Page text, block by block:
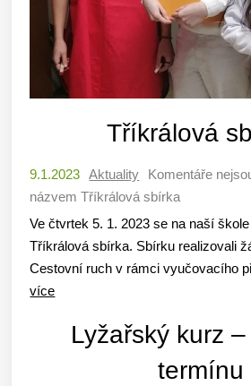
Tříkrálová
9.1.2023 Aktuality Komentáře
názvem Tříkrálová sbírka
Ve čtvrtek 5. 1. 2023 se na naší
Tříkrálová sbírka. Sbírku realizovali
Cestovní ruch v rámci vyučovacího
více
Lyžařský kurz
termínu